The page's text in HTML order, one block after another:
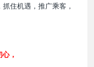
住机遇，推广乘客，
，